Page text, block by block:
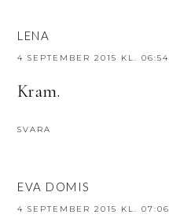
LENA
4 SEPTEMBER 2015 KL. 06:54
Kram.
SVARA
EVA DOMIS
4 SEPTEMBER 2015 KL. 07:06